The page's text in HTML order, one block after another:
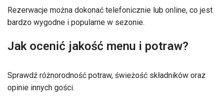
Rezerwacje można dokonać telefonicznie lub online, co jest
bardzo wygodne i popularne w sezonie.
Jak ocenić jakość menu i potraw?
Sprawdź różnorodność potraw, świeżość składników oraz
opinie innych gości.